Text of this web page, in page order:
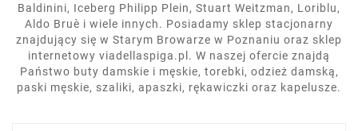
Baldinini, Iceberg Philipp Plein, Stuart Weitzman, Loriblu,
Aldo Bruè i wiele innych. Posiadamy sklep stacjonarny
znajdujący się w Starym Browarze w Poznaniu oraz sklep
internetowy viadellaspiga.pl. W naszej ofercie znajdą
Państwo buty damskie i męskie, torebki, odzież damską,
paski męskie, szaliki, apaszki, rękawiczki oraz kapelusze.